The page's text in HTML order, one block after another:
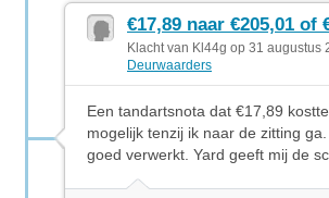
€17,89 naar €205,01 of
Klacht van Kl44g op 31 augustus
Deurwaarders
Een tandartsnota dat €17,89
mogelijk tenzij ik naar de zitting
goed verwerkt. Yard geeft mij de